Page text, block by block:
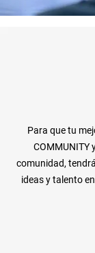
Para que tu
COMMUNITY
comunidad,
ideas y talento